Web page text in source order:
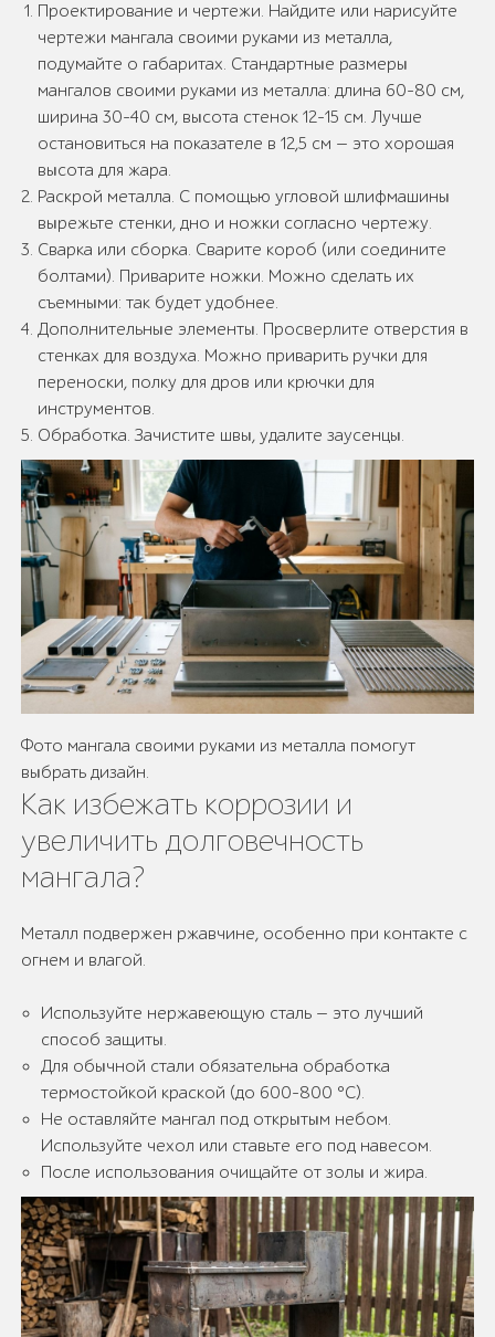
Проектирование и чертежи. Найдите или нарисуйте
чертежи мангала своими руками из металла,
подумайте о габаритах. Стандартные размеры
мангалов своими руками из металла: длина 60-80 см,
ширина 30-40 см, высота стенок 12-15 см. Лучше
остановиться на показателе в 12,5 см — это хорошая
высота для жара.
Раскрой металла. С помощью угловой шлифмашины
вырежьте стенки, дно и ножки согласно чертежу.
Сварка или сборка. Сварите короб (или соедините
болтами). Приварите ножки. Можно сделать их
съемными: так будет удобнее.
Дополнительные элементы. Просверлите отверстия в
стенках для воздуха. Можно приварить ручки для
переноски, полку для дров или крючки для
инструментов.
Обработка. Зачистите швы, удалите заусенцы.
Фото мангала своими руками из металла помогут
выбрать дизайн.
Как избежать коррозии и
увеличить долговечность
мангала?
Металл подвержен ржавчине, особенно при контакте с
огнем и влагой.
Используйте нержавеющую сталь — это лучший
способ защиты.
Для обычной стали обязательна обработка
термостойкой краской (до 600-800 °C).
Не оставляйте мангал под открытым небом.
Используйте чехол или ставьте его под навесом.
После использования очищайте от золы и жира.